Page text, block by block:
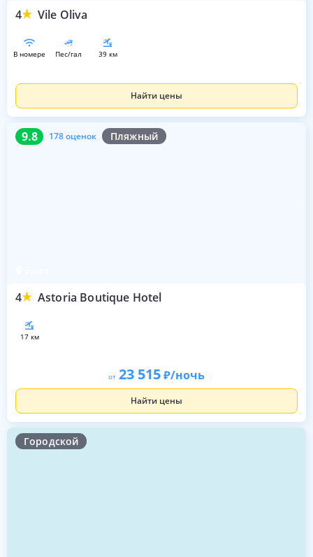
4 Vile Oliva
в номере пес/гал 39 км
Найти цены
9.8 178 оценок Пляжный
4 Astoria Boutique Hotel
9.8 178 оценок
17 км
от 23 515 /ночь
Найти цены
Городской